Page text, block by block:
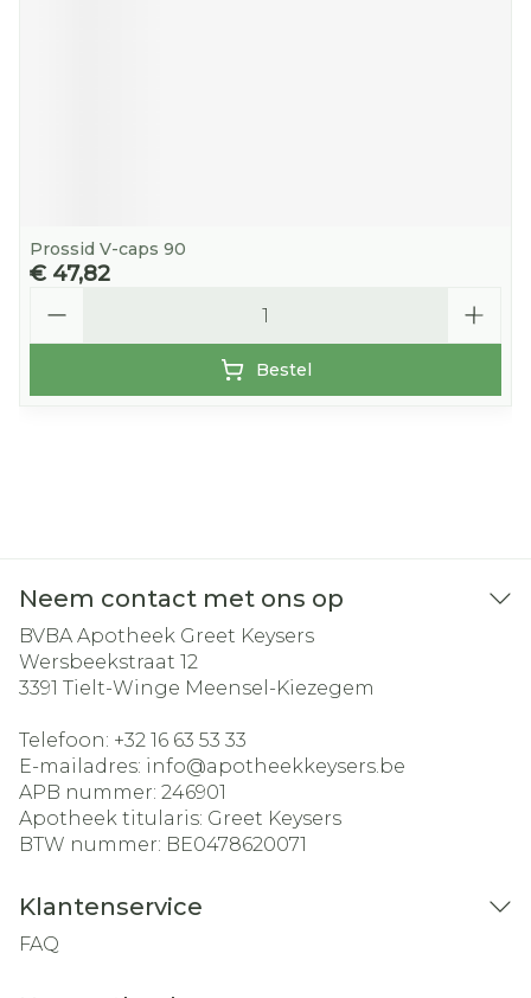
Prossid V-caps 90
€ 47,82
Bestel
Neem contact met ons op
BVBA Apotheek Greet Keysers
Wersbeekstraat 12
3391 Tielt-Winge Meensel-Kiezegem
Telefoon: +32 16 63 53 33
E-mailadres: info@apotheekkeysers.be
APB nummer: 246901
Apotheek titularis: Greet Keysers
BTW nummer: BE0478620071
Klantenservice
FAQ